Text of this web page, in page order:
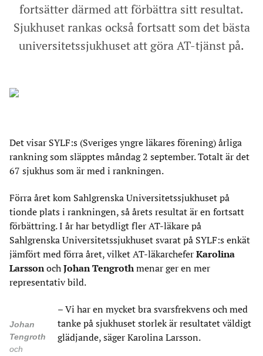
fortsätter därmed att förbättra sitt resultat.
Sjukhuset rankas också fortsatt som det bästa
universitetssjukhuset att göra AT-tjänst på.
Det visar SYLF:s (Sveriges yngre läkares förening) årliga
rankning som släpptes måndag 2 september. Totalt är det
67 sjukhus som är med i rankningen.
Förra året kom Sahlgrenska Universitetssjukhuset på
tionde plats i rankningen, så årets resultat är en fortsatt
förbättring. I år har betydligt fler AT-läkare på
Sahlgrenska Universitetssjukhuset svarat på SYLF:s enkät
jämfört med förra året, vilket AT-läkarchefer Karolina
Larssonoch Johan Tengroth menar ger en mer
representativ bild.
Johan
Tengroth
och
– Vi har en mycket bra svarsfrekvens och med
tanke på sjukhuset storlek är resultatet väldigt
glädjande, säger Karolina Larsson.